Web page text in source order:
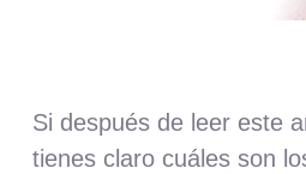
Si después de leer este
tienes claro cuáles son